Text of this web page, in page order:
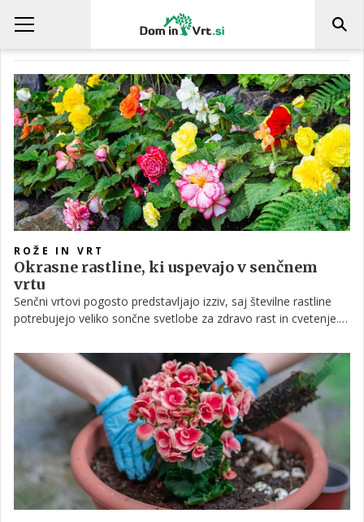
BEGONIJA
ROŽE IN VRT
Okrasne rastline, ki uspevajo v senčnem
vrtu
Senčni vrtovi pogosto predstavljajo izziv, saj številne rastline
potrebujejo veliko sončne svetlobe za zdravo rast in cvetenje.
senci in lahko takšne prostore spremenijo v bujno in barvito
oazo. Po mnenju vrtnarskih strokovnjakov je ključno izbrati
rastline, prilagojene nižji svetlobi in vlagi.